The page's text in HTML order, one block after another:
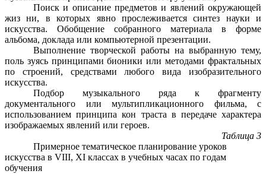
Поиск и описание предметов и явлений окружающей
жиз ни, в которых явно прослеживается синтез науки и
искусства. Обобщение собранного материала в форме
альбома, доклада или компьютерной презентации.
Выполнение творческой работы на выбранную тему,
поль зуясь принципами бионики или методами фрактальных
по строений, средствами любого вида изобразительного
искусства.
Подбор музыкального ряда к фрагменту
документального или мультипликационного фильма, с
использованием принципа кон траста в передаче характера
изображаемых явлений или героев.
Таблица 3
Примерное тематическое планирование уроков
искусства в VIII, XI классах в учебных часах по годам
обучения